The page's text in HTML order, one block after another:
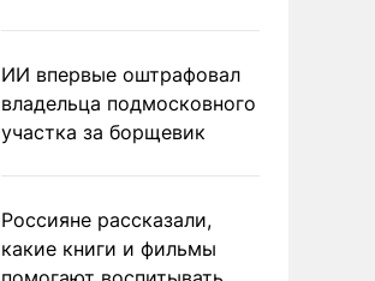
ИИ впервые оштрафовал
владельца подмосковного
участка за борщевик
Россияне рассказали,
какие книги и фильмы